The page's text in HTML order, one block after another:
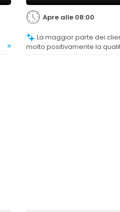
»
Apre alle 08:00
La maggior parte dei clienti valuta
molto positivamente la